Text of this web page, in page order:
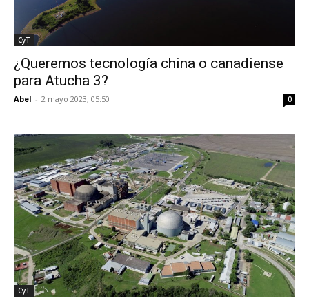
CyT
¿Queremos tecnología china o canadiense
para Atucha 3?
Abel - 2 mayo 2023, 05:50 0
CyT